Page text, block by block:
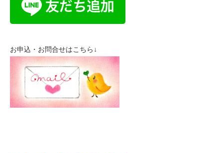
お申込・お問合せはこちら↓